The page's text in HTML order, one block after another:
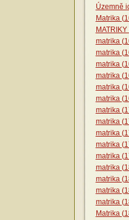
Územně
Matrika
matrika
matrika
matrika
matrika
matrika
matrika
matrika
matrika
matrika
matrika
matrika
matrika
matrika
matrika
matrika
Matrika